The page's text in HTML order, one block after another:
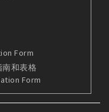
Form
和表格
Form